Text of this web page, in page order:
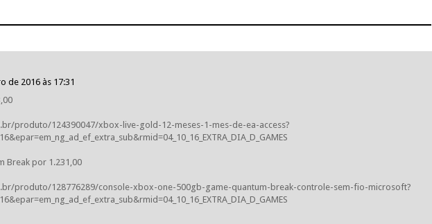
de 2016 às 17:31
produto/124390047/xbox-live-gold-12-meses-1-mes-de-ea-access?
Break por 1.231,00
produto/128776289/console-xbox-one-500gb-game-quantum-break-controle-sem-fio-microsoft?